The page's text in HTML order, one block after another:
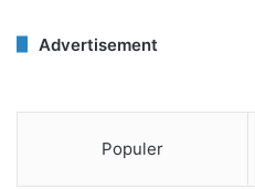
Advertisement
Populer